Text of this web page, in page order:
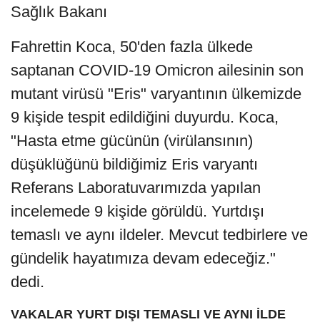
Sağlık Bakanı
Fahrettin Koca, 50'den fazla ülkede
saptanan COVID-19 Omicron ailesinin son
mutant virüsü "Eris" varyantının ülkemizde
9 kişide tespit edildiğini duyurdu. Koca,
"Hasta etme gücünün (virülansının)
düşüklüğünü bildiğimiz Eris varyantı
Referans Laboratuvarımızda yapılan
incelemede 9 kişide görüldü. Yurtdışı
temaslı ve aynı ildeler. Mevcut tedbirlere ve
gündelik hayatımıza devam edeceğiz."
dedi.
VAKALAR YURT DIŞI TEMASLI VE AYNI İLDE